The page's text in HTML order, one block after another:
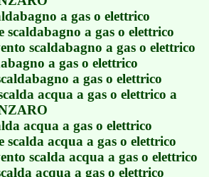
a gas o elettrico
scaldabagno a gas o elettrico
scaldabagno a gas o elettrico
a gas o elettrico
a gas o elettrico
acqua a gas o elettrico a
acqua a gas o elettrico
scalda acqua a gas o elettrico
scalda acqua a gas o elettrico
acqua a gas o elettrico